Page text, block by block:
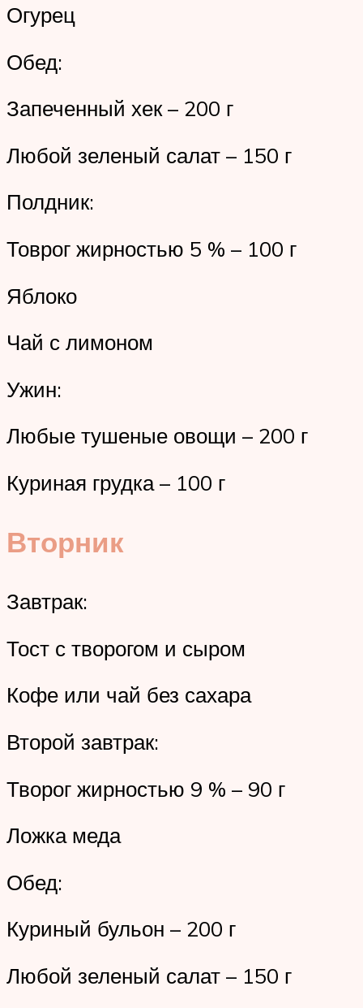
Огурец
Обед:
Запеченный хек – 200 г
Любой зеленый салат – 150 г
Полдник:
Товрог жирностью 5 % – 100 г
Яблоко
Чай с лимоном
Ужин:
Любые тушеные овощи – 200 г
Куриная грудка – 100 г
Вторник
Завтрак:
Тост с творогом и сыром
Кофе или чай без сахара
Второй завтрак:
Творог жирностью 9 % – 90 г
Ложка меда
Обед:
Куриный бульон – 200 г
Любой зеленый салат – 150 г